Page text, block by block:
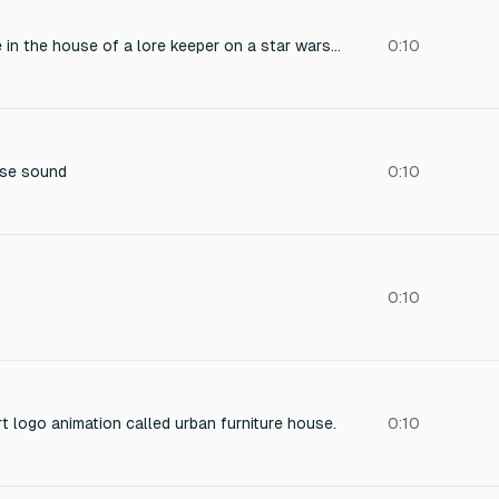
Ambient house noise in the house of a lore keeper on a star wars planet 0:10
sound 0:10
0:10
logo animation called urban furniture house. 0:10